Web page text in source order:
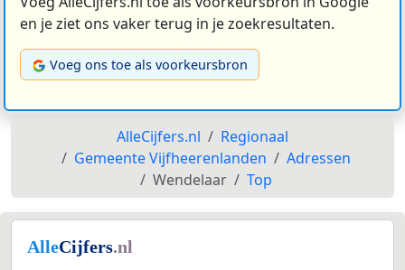
en je ziet ons vaker terug in je zoekresultaten.
Voeg ons toe als voorkeursbron
AlleCijfers.nl
Regionaal
Gemeente Vijfheerenlanden
Adressen
Wendelaar
Top